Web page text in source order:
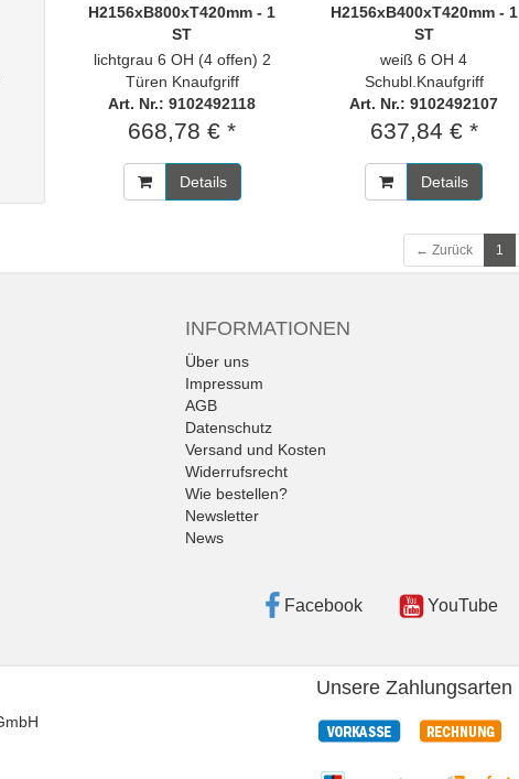
H2156xB800xT420mm - 1
ST
lichtgrau 6 OH (4 offen) 2
Türen Knaufgriff
Art. Nr.: 9102492118
668,78 € *
Details
H2156xB400xT420mm - 1
ST
weiß 6 OH 4
Schubl.Knaufgriff
Art. Nr.: 9102492107
637,84 € *
Details
← Zurück 1
INFORMATIONEN
Über uns
Impressum
AGB
Datenschutz
Versand und Kosten
Widerrufsrecht
Wie bestellen?
Newsletter
News
Facebook YouTube
Unsere Zahlungsarten